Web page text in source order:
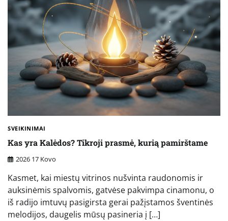
SVEIKINIMAI
Kas yra Kalėdos? Tikroji prasmė, kurią pamirštame
2026 17 Kovo
Kasmet, kai miestų vitrinos nušvinta raudonomis ir
auksinėmis spalvomis, gatvėse pakvimpa cinamonu, o
iš radijo imtuvų pasigirsta gerai pažįstamos šventinės
melodijos, daugelis mūsų pasineria į […]